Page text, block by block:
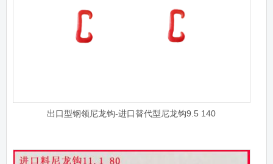
出口型钢领尼龙钩-进口替代型尼龙钩9.5 140